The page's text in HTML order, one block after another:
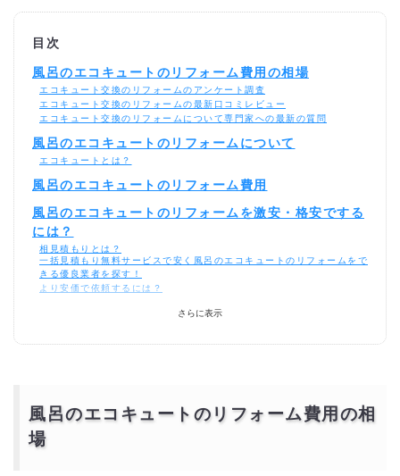
目次
風呂のエコキュートのリフォーム費用の相場
エコキュート交換のリフォームのアンケート調査
エコキュート交換のリフォームの最新口コミレビュー
エコキュート交換のリフォームについて専門家への最新の質問
風呂のエコキュートのリフォームについて
エコキュートとは？
風呂のエコキュートのリフォーム費用
風呂のエコキュートのリフォームを激安・格安でする
には？
相見積もりとは？
一括見積もり無料サービスで安く風呂のエコキュートのリフォームをで
きる優良業者を探す！
より安価で依頼するには？
さらに表示
風呂のエコキュートのリフォーム費用の相
場